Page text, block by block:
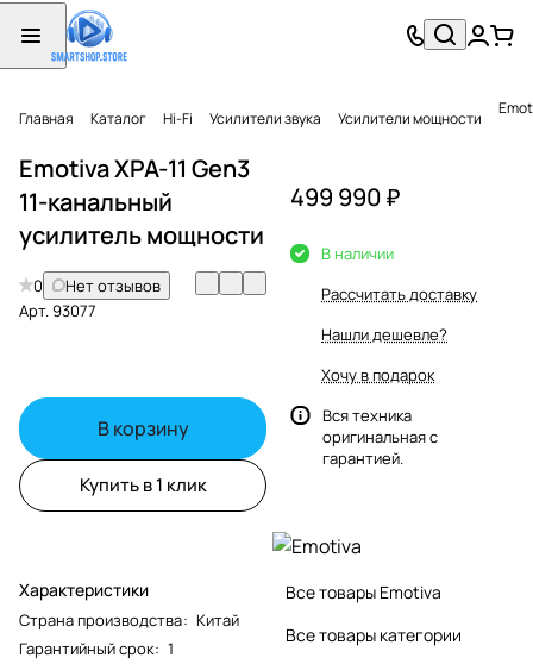
Главная Каталог Hi-Fi Усилители звука Усилители мощности
Emotiva XPA-11 Gen3
11-канальный
усилитель мощности
0
Нет отзывов
Арт.93077
В корзину
Купить в 1 клик
Характеристики
Страна производства: Китай
Гарантийный срок: 1
499 990 ₽
В наличии
Рассчитать доставку
Нашли дешевле?
Хочу в подарок
Вся техника
оригинальная с
гарантией.
Все товары Emotiva
Все товары категории